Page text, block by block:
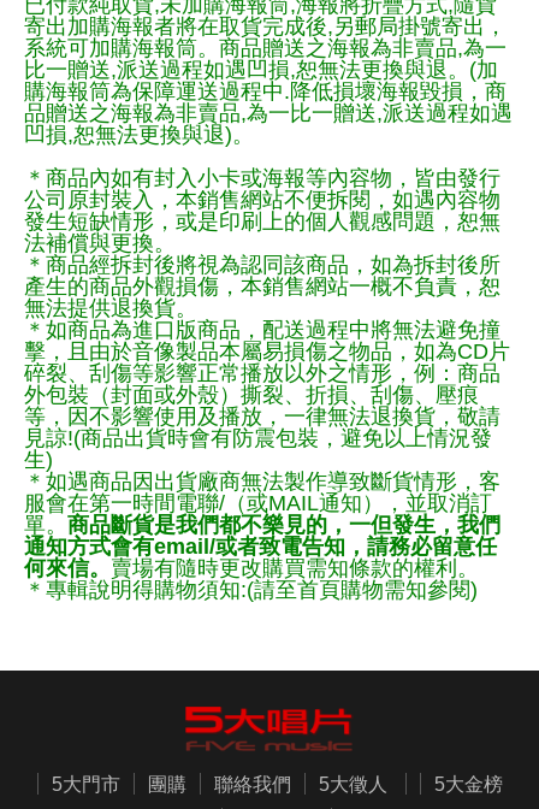
已付款純取貨,未加購海報筒,海報將折疊方式,隨貨
寄出加購海報者將在取貨完成後,另郵局掛號寄出，
系統可加購海報筒。商品贈送之海報為非賣品,為一
比一贈送,派送過程如遇凹損,恕無法更換與退。(加
購海報筒為保障運送過程中.降低損壞海報毀損，商
品贈送之海報為非賣品,為一比一贈送,派送過程如遇
凹損,恕無法更換與退)。
＊商品內如有封入小卡或海報等內容物，皆由發行
公司原封裝入，本銷售網站不便拆閱，如遇內容物
發生短缺情形，或是印刷上的個人觀感問題，恕無
法補償與更換。
＊商品經拆封後將視為認同該商品，如為拆封後所
產生的商品外觀損傷，本銷售網站一概不負責，恕
無法提供退換貨。
＊如商品為進口版商品，配送過程中將無法避免撞
擊，且由於音像製品本屬易損傷之物品，如為CD片
碎裂、刮傷等影響正常播放以外之情形，例：商品
外包裝（封面或外殼）撕裂、折損、刮傷、壓痕
等，因不影響使用及播放，一律無法退換貨，敬請
見諒!(商品出貨時會有防震包裝，避免以上情況發
生)
＊如遇商品因出貨廠商無法製作導致斷貨情形，客
服會在第一時間電聯/（或MAIL通知），並取消訂
單。 商品斷貨是我們都不樂見的，一但發生，我們
通知方式會有email/或者致電告知，請務必留意任
何來信。 賣場有隨時更改購買需知條款的權利。
＊專輯說明得購物須知:(請至首頁購物需知參閱)
5大門市 團購 聯絡我們 5大徵人
5大金榜